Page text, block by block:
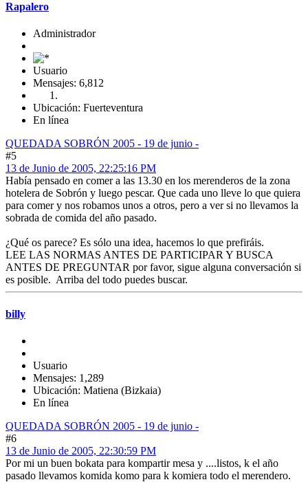
Rapalero
Administrador
Usuario
Mensajes: 6,812
Ubicación: Fuerteventura
En línea
QUEDADA SOBRÓN 2005 - 19 de junio -
#5
13 de Junio de 2005, 22:25:16 PM
Había pensado en comer a las 13.30 en los merenderos de la zona
hotelera de Sobrón y luego pescar. Que cada uno lleve lo que quiera
para comer y nos robamos unos a otros, pero a ver si no llevamos la
sobrada de comida del año pasado.
¿Qué os parece? Es sólo una idea, hacemos lo que prefiráis.
LEE LAS NORMAS ANTES DE PARTICIPAR Y BUSCA
ANTES DE PREGUNTAR por favor, sigue alguna conversación si
es posible. Arriba del todo puedes buscar.
billy
Usuario
Mensajes: 1,289
Ubicación: Matiena (Bizkaia)
En línea
QUEDADA SOBRÓN 2005 - 19 de junio -
#6
13 de Junio de 2005, 22:30:59 PM
Por mi un buen bokata para kompartir mesa y ....listos, k el año
pasado llevamos komida komo para k komiera todo el merendero.